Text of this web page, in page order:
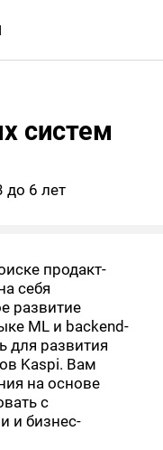
систем
до 6 лет
продакт-
себя
развитие
ML и backend-
для развития
Kaspi. Вам
на основе
с
и бизнес-